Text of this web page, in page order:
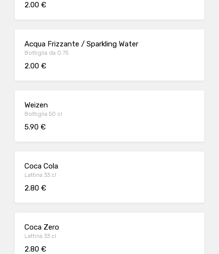
2.00 €
Acqua Frizzante / Sparkling Water
Bottiglia da 0.75
2.00 €
Weizen
Bottiglia 50 cl
5.90 €
Coca Cola
Lattina 33 cl
2.80 €
Coca Zero
Lattina 33 cl
2.80 €